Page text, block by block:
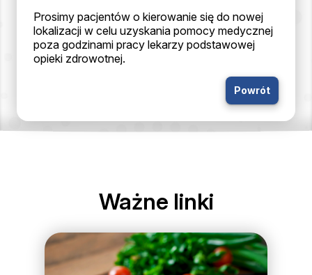
Prosimy pacjentów o kierowanie się do nowej
lokalizacji w celu uzyskania pomocy medycznej
poza godzinami pracy lekarzy podstawowej
opieki zdrowotnej.
Powrót
Ważne linki